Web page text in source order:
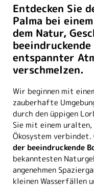
Entdecken Sie
Palma bei
dem Natur,
entspannter
verschmelzen.
Wir beginnen mit
zauberhafte
durch den üppigen
Sie mit einem
Ökosystem
der beeindruckende
bekanntesten
angenehmen
kleinen Wasserfällen